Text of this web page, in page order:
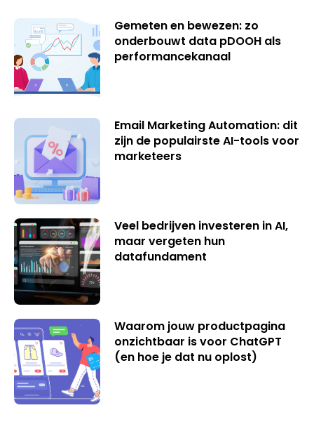
Gemeten en bewezen: zo
onderbouwt data pDOOH als
performancekanaal
Email Marketing Automation: dit
zijn de populairste AI-tools voor
marketeers
Veel bedrijven investeren in AI,
maar vergeten hun
datafundament
Waarom jouw productpagina
onzichtbaar is voor ChatGPT
(en hoe je dat nu oplost)